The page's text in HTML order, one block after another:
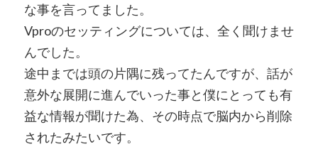
な事を言ってました。
Vproのセッティングについては、全く聞けませ
んでした。
途中までは頭の片隅に残ってたんですが、話が
意外な展開に進んでいった事と僕にとっても有
益な情報が聞けた為、その時点で脳内から削除
されたみたいです。